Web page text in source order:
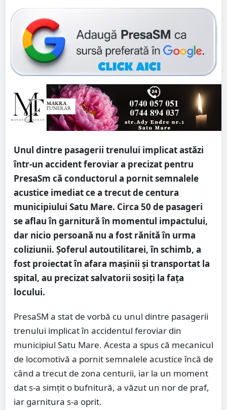
Unul dintre pasagerii trenului implicat astăzi
într-un accident feroviar a precizat pentru
PresaSm că conductorul a pornit semnalele
acustice imediat ce a trecut de centura
municipiului Satu Mare. Circa 50 de pasageri
se aflau în garnitură în momentul impactului,
dar nicio persoană nu a fost rănită în urma
coliziunii. Șoferul autoutilitarei, în schimb, a
fost proiectat în afara mașinii și transportat la
spital, au precizat salvatorii sosiți la fața
locului.
PresaSM a stat de vorbă cu unul dintre pasagerii
trenului implicat în accidentul feroviar din
municipiul Satu Mare. Acesta a spus că mecanicul
de locomotivă a pornit semnalele acustice încă de
când a trecut de zona centurii, iar la un moment
dat s-a simțit o bufnitură, a văzut un nor de praf,
iar garnitura s-a oprit.